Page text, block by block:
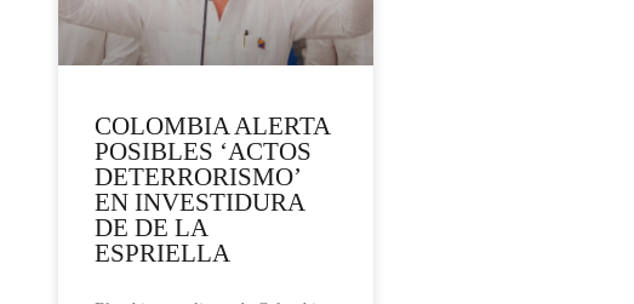
COLOMBIA ALERTA
POSIBLES ‘ACTOS
DETERRORISMO’
EN INVESTIDURA
DE DE LA
ESPRIELLA